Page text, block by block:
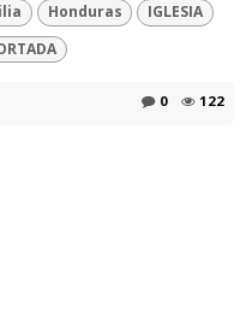
Honduras
IGLESIA
0 122